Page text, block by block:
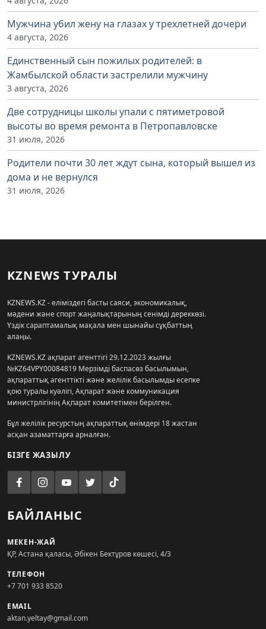
Мужчина убил жену на глазах у трехлетней дочери
4 августа, 2026
Единственный сын пожилых родителей: в
Жамбылской области застрелили мужчину
3 августа, 2026
Две сотрудницы школы упали с пятиметровой
высоты во время ремонта в Петропавловске
31 июля, 2026
Родители почти 30 лет ждут сына, который вышел из
дома и не вернулся
31 июля, 2026
KZNEWS ТУРАЛЫ
KZNEWS.KZ - еліміздегі басты саяси, экономикалық,
мәдени және спорт жаңалықтарының сенімді дереккөзі.
Үздік сараптамалық мақала мен шынайы сұқбаттың
алаңы.
KZNEWS.KZ ақпарат агенттігі 29.12.2023 жылғы
№KZ64VPY00084819 Мерзімді баспасөз басылымын,
ақпараттық агенттікті және желілік басылымды есепке
қою туралы куәлігі, Ақпарат және коммуникация
министрлігінің Ақпарат комитетімен берілген.
Бұл желілік ресурстың ақпараттық өнімдері 18 жастан
асқан азаматтарға арналған.
БІЗГЕ ЖАЗЫЛУ
БАЙЛАНЫС
МЕКЕН-ЖАЙ
ҚР, Астана қаласы, Әбікен Бектұров көшесі, 4/3
ТЕЛЕФОН
+7 701 933 8520
EMAIL
aktan.yeltay@gmail.com